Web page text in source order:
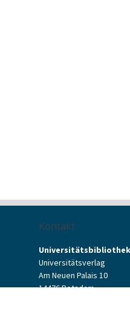
Kontakt
Universitätsverlag
Am Neuen Palais 10
14476 Potsdam